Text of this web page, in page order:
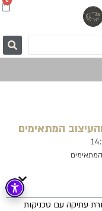
המתאימים
המתאימים
עתיקה עם טכניקות